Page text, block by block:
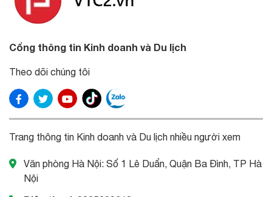
Cổng thông tin Kinh doanh và Du lịch
Theo dõi chúng tôi
Trang thông tin Kinh doanh và Du lịch nhiều người xem
Văn phòng Hà Nội: Số 1 Lê Duẩn, Quận Ba Đình, TP Hà
Nội